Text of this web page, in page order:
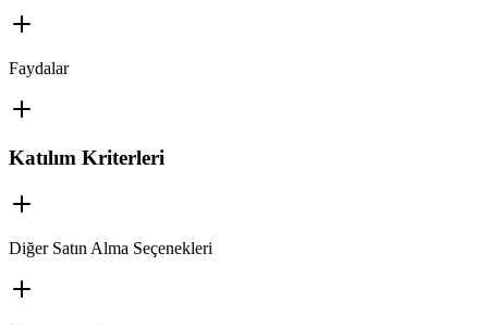
Faydalar
Katılım Kriterleri
Diğer Satın Alma Seçenekleri